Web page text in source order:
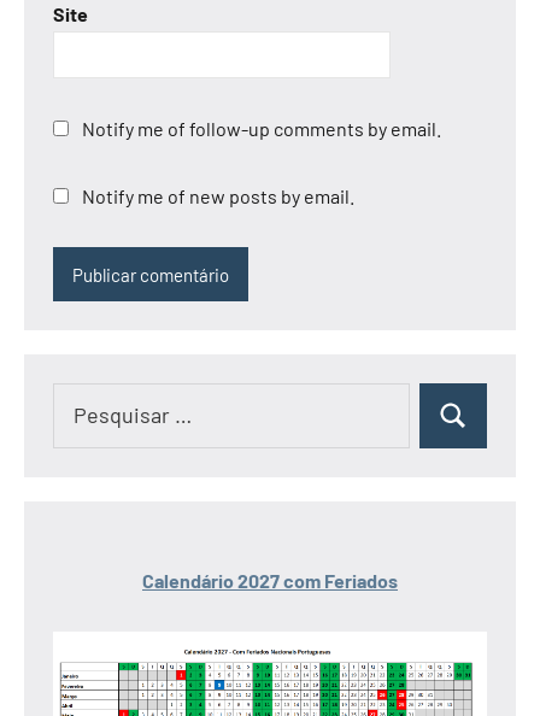
Site
Notify me of follow-up comments by email.
Notify me of new posts by email.
Pesquisar
Calendário 2027 com Feriados